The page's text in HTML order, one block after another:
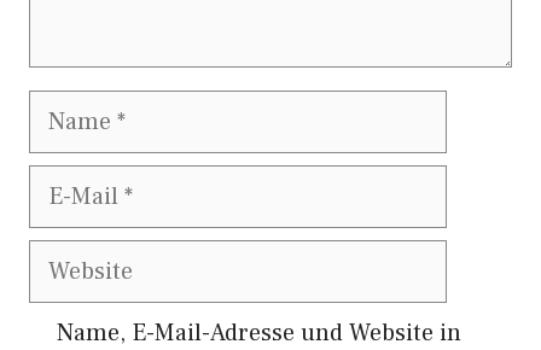
Name
E-
Website
Name, E-Mail-Adresse und Website in